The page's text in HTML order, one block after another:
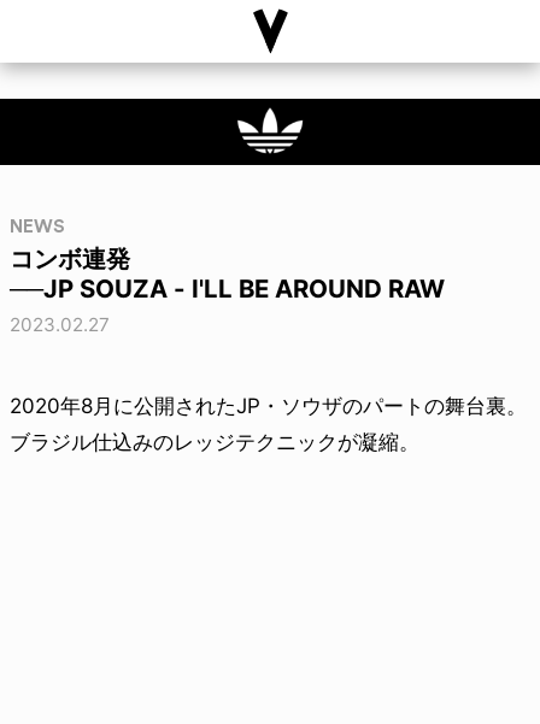
NEWS
コンボ連発
──JP SOUZA - I'LL BE AROUND RAW
2023.02.27
2020年8月に公開されたJP・ソウザのパートの舞台裏。
ブラジル仕込みのレッジテクニックが凝縮。